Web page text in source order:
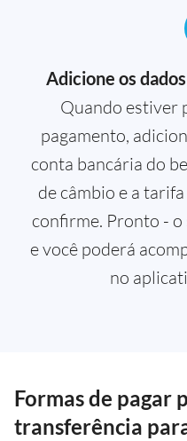
Adicione os
Quando estiver
pagamento,
conta bancária do
de câmbio e a
confirme. Pronto -
e você poderá
no
Formas de pagar
transferência